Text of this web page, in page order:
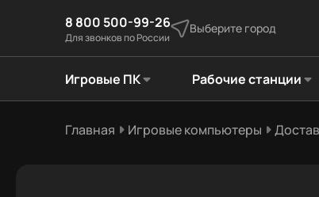
8 800 500-99-26
Для звонков по России
Выберите город
Игровые ПК Рабочие станции
Главная Игровые компьютеры